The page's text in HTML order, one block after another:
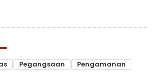
Pegangsaan
Pengamanan